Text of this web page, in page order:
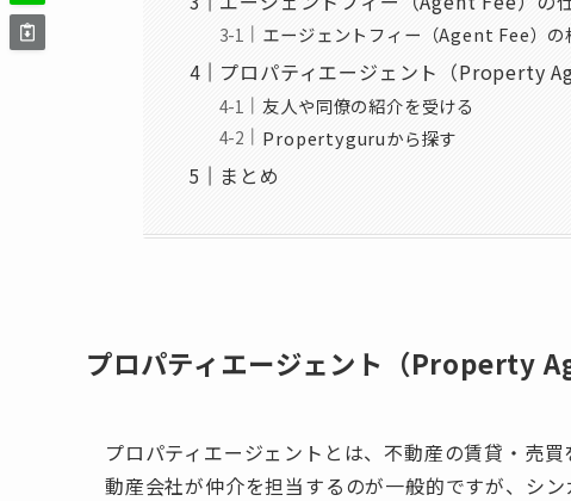
エージェントフィー（Agent Fee）の
プロパティエージェント（Property
友人や同僚の紹介を受ける
Propertyguruから探す
まとめ
プロパティエージェント（Property
プロパティエージェントとは、不動産の賃貸・売
動産会社が仲介を担当するのが一般的ですが、シ